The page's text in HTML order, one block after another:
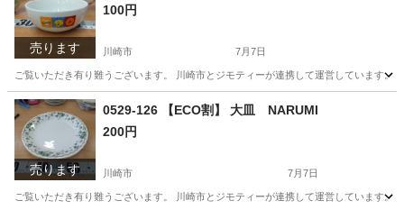
売ります
100円
川崎市 7月7日
ご覧いただき有り難うございます。 川崎市とジモティーが連携して運営していま
神奈川 川崎市 リユース
売ります
0529-126 【ECO割】 大皿 NARUMI
200円
川崎市 7月7日
ご覧いただき有り難うございます。 川崎市とジモティーが連携して運営していま